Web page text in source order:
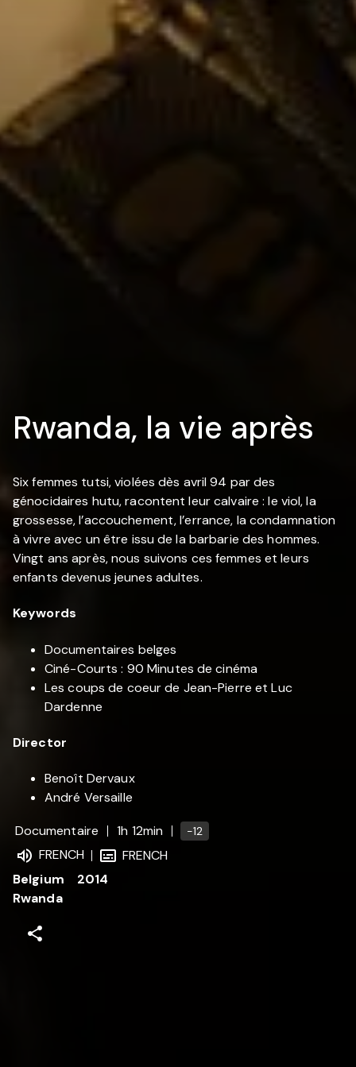
Rwanda, la vie après
Six femmes tutsi, violées dès avril 94 par des
génocidaires hutu, racontent leur calvaire : le viol, la
grossesse, l’accouchement, l’errance, la condamnation
à vivre avec un être issu de la barbarie des hommes.
Vingt ans après, nous suivons ces femmes et leurs
enfants devenus jeunes adultes.
Keywords
Documentaires belges
Ciné-Courts : 90 Minutes de cinéma
Les coups de coeur de Jean-Pierre et Luc
Dardenne
Director
Benoît Dervaux
André Versaille
Documentaire
1h 12min -12
FRENCH
FRENCH
Belgium
Rwanda
2014